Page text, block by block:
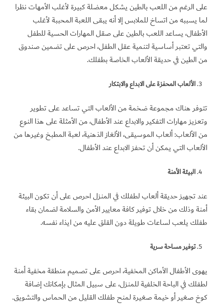
على الرغم من اللعب بالطين يشكل معضلة كبيرة لأغلب الأمهات نظرا
لما يسببه من اتساخ للملابس إلا أنه يبقى اللعبة المحببة لأغلب
الأطفال، يساعد اللعب بالطين على صقل المهارات الحسية للطفل
والتي تعتبر أساسية لتنمية عقل الطفل، احرص على تضمين صندوق
من الطين في حديقة الألعاب الخاصة بطفلك.
الألعاب المحفزة على الابداع والابتكار
تتوفر هناك مجموعة ضخمة من الألعاب التي تساعد على تطوير
وتعزيز مهارات التفكير والابداع عند الأطفال، من الأمثلة على هذا النوع
من الألعاب: ألعاب الموسيقى، الألغاز الذهنية، لعبة المطبخ وغيرها من
الألعاب التي يمكن أن تحفز الابداع عند الأطفال.
البيئة الأمنة
عند تجهيز حديقة ألعاب لطفلك في المنزل احرص على أن تكون البيئة
أمنة وذلك من خلال توفير كافة معايير الأمن والسلامة لضمان بقاء
طفلك يلعب لساعات طويلة دون القلق عليه من ايذاء نفسه.
توفير مساحة سرية
يهوى الأطفال الأماكن المخفية، احرص على تصميم منطقة مخفية أمنة
لطفلك في الباحة الخلفية للمنزل، على سبيل المثال بإمكانك إضافة
كوخ صغير أو خيمة صغيرة لمنح طفلك القليل من الحماس والتشويق.